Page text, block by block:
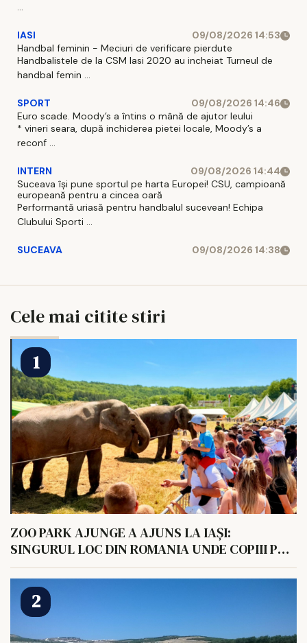
...
IASI
09/08/2026 14:53
Handbal feminin - Meciuri de verificare pierdute
Handbalistele de la CSM Iasi 2020 au incheiat Turneul de
handbal femin ...
SPORT
09/08/2026 14:46
Euro scade. Moody’s a întins o mână de ajutor leului
* vineri seara, după inchiderea pietei locale, Moody’s a
reconf ...
INTERN
09/08/2026 14:44
Suceava își pune sportul pe harta Europei! CSU, campioană
europeană pentru a cincea oară
Performantă uriasă pentru handbalul sucevean! Echipa
Clubului Sporti ...
SUCEAVA 09/08/2026 14:38
Cele mai citite stiri
ZOO PARK AJUNGE A AJUNS LA IAȘI:
SINGURUL LOC DIN ROMANIA UNDE COPIII POT
HRANI UN ELEFANT